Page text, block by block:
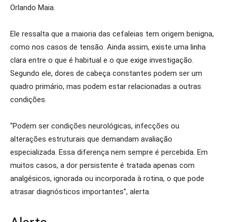
Orlando Maia.
Ele ressalta que a maioria das cefaleias tem origem benigna,
como nos casos de tensão. Ainda assim, existe uma linha
clara entre o que é habitual e o que exige investigação.
Segundo ele, dores de cabeça constantes podem ser um
quadro primário, mas podem estar relacionadas a outras
condições.
“Podem ser condições neurológicas, infecções ou
alterações estruturais que demandam avaliação
especializada. Essa diferença nem sempre é percebida. Em
muitos casos, a dor persistente é tratada apenas com
analgésicos, ignorada ou incorporada à rotina, o que pode
atrasar diagnósticos importantes”, alerta.